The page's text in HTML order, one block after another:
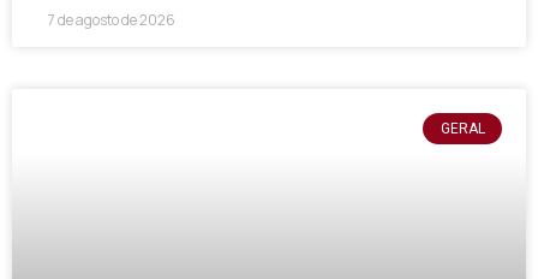
7 de agosto de 2026
GERAL